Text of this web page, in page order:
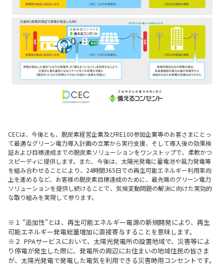
CECは、今後とも、脱炭素経営企業及びRE100参加企業等のお客さまにとっ
て最適なグリーン電力導入計画の立案から実行支援、そして導入後の効果検
証および目標達成までの脱炭素ソリューションをワンストップで、柔軟かつ
スピーディに提供します。また、今後は、太陽光発電に蓄電池や風力発電等
を組み合わせることにより、24時間365日での再生可能エネルギー利用率向
上を進めるなど、お客様の脱炭素目標達成のために、最先端のグリーン電力
ソリューションを提供し続けることで、気候変動問題の解決に向けた実効的
な取り組みを実現して参ります。
※１ “追加性”とは、再生可能エネルギー電源の新規開発により、再生
可能エネルギー発電総量増加に直接寄与することを意味します。
※２ PPAサービスにおいて、太陽光発電所の設置地域で、災害等によ
り停電が発生した際に、発電所の周辺にお住まいの地域住民の皆さま
が、太陽光発電で発電した電気を利用できる災害時用コンセントです。